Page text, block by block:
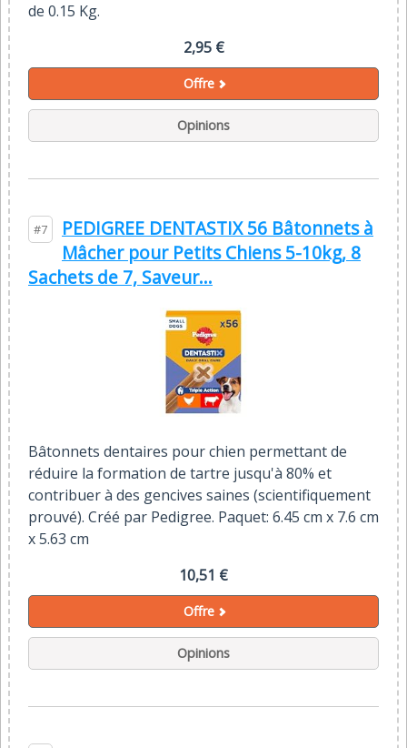
de 0.15 Kg.
2,95 €
Offre
Opinions
#7
PEDIGREE DENTASTIX 56 Bâtonnets à
Mâcher pour Petits Chiens 5-10kg, 8
Sachets de 7, Saveur...
Bâtonnets dentaires pour chien permettant de
réduire la formation de tartre jusqu'à 80% et
contribuer à des gencives saines (scientifiquement
prouvé). Créé par Pedigree. Paquet: 6.45 cm x 7.6 cm
x 5.63 cm
10,51 €
Offre
Opinions